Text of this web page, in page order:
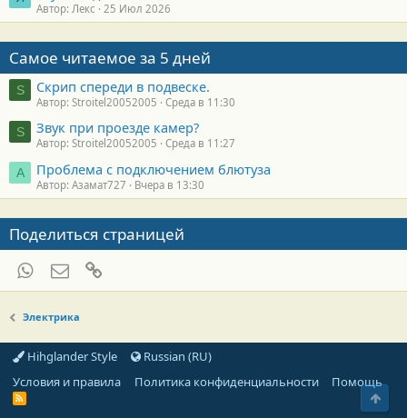
Автор: Лекс 25 Июл 2026
Самое читаемое за 5 дней
S Скрип спереди в подвеске.
Автор: Stroitel20052005 Среда в 11:30
S Звук при проезде камер?
Автор: Stroitel20052005 Среда в 11:27
А Проблема с подключением блютуза
Автор: Азамат727 Вчера в 13:30
Поделиться страницей
WhatsAppЭлектронная почта
Электрика
Hihglander Style
Russian (RU)
Условия и правила
Политика конфиденциальности Помощь
R